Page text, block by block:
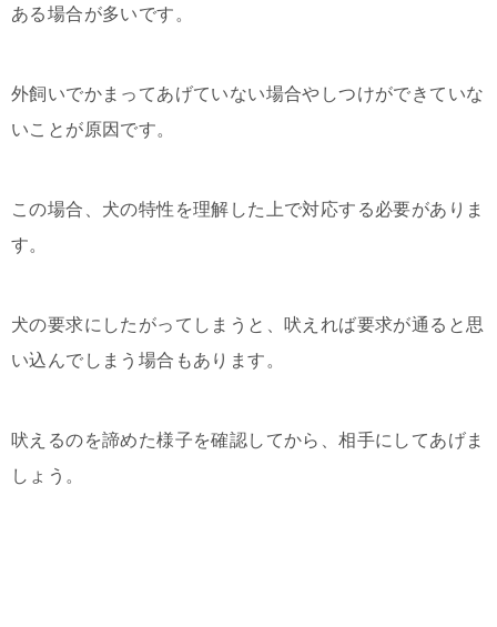
ある場合が多いです。
外飼いでかまってあげていない場合やしつけができていな
いことが原因です。
この場合、犬の特性を理解した上で対応する必要がありま
す。
犬の要求にしたがってしまうと、吠えれば要求が通ると思
い込んでしまう場合もあります。
吠えるのを諦めた様子を確認してから、相手にしてあげま
しょう。